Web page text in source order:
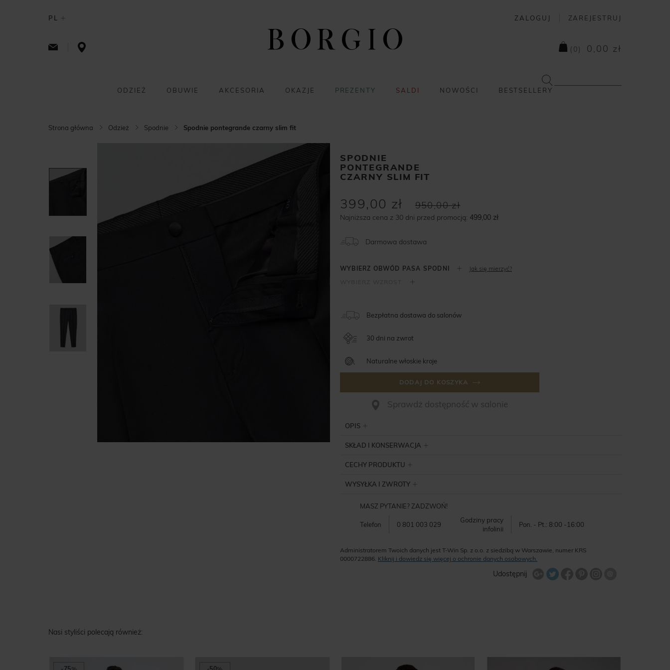
PL ZALOGUJ ZAREJESTRUJ
( 0 ) 0,00 zł
ODZIEŻ OBUWIE AKCESORIA OKAZJE PREZENTY SALDI NOWOŚCI BESTSELLERY
Strona główna Odzież Spodnie Spodnie pontegrande czarny slim fit
SPODNIE
PONTEGRANDE
CZARNY SLIM FIT
950,00 zł
399,00 zł
Najniższa cena z 30 dni przed promocją: 499,00 zł
Darmowa dostawa
Jak się mierzyć?
Bezpłatna dostawa do salonów
30 dni na zwrot
Naturalne włoskie kroje
DODAJ DO KOSZYKA
Sprawdż dostępność w salonie
OPIS
SKŁAD I KONSERWACJA
CECHY PRODUKTU
WYSYŁKA I ZWROTY
MASZ PYTANIE? ZADZWOŃ!
Telefon 0 801 003 029
Godziny pracy
infolinii
Pon. - Pt.: 8:00 -16:00
Administratorem Twoich danych jest T-Win Sp. z o.o. z siedzibą w Warszawie, numer KRS
0000722886. Kliknij i dowiedz się więcej o ochronie danych osobowych.
Udostępnij
Udostępnij na Twitterze
Nasi styliści polecają również: